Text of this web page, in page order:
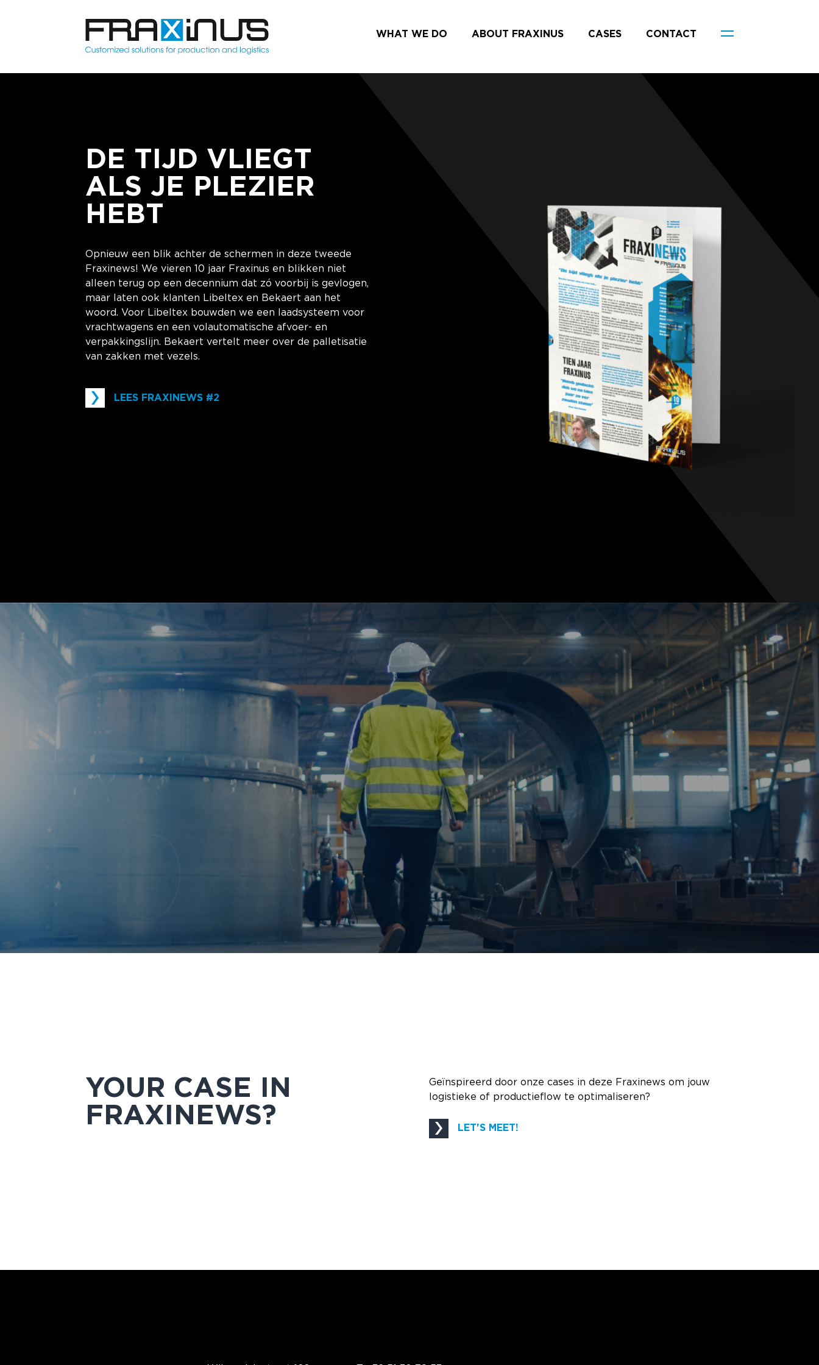
WHAT WE DO ABOUT FRAXINUS CASES CONTACT
DE TIJD VLIEGT
ALS JE PLEZIER
HEBT
Opnieuw een blik achter de schermen in deze tweede
Fraxinews! We vieren 10 jaar Fraxinus en blikken niet
alleen terug op een decennium dat zó voorbij is gevlogen,
maar laten ook klanten Libeltex en Bekaert aan het
woord. Voor Libeltex bouwden we een laadsysteem voor
vrachtwagens en een volautomatische afvoer- en
verpakkingslijn. Bekaert vertelt meer over de palletisatie
van zakken met vezels.
LEES FRAXINEWS #2
YOUR CASE IN
FRAXINEWS?
Geïnspireerd door onze cases in deze Fraxinews om jouw
logistieke of productieflow te optimaliseren?
LET'S MEET!